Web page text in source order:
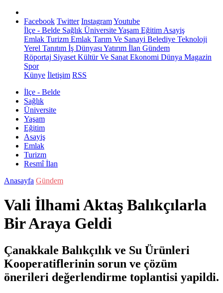
Facebook Twitter InstagramYoutube
İlçe - Belde Sağlık ÜniversiteYaşam Eğitim Asayiş
Emlak Turizm Emlak Tarım Ve Sanayi Belediye Teknoloji
Yerel Tanıtım İş Dünyası Yatırım İlan Gündem
Röportaj Siyaset Kültür Ve Sanat Ekonomi Dünya Magazin
Spor
Künye İletişim RSS
İlçe - Belde
Sağlık
Üniversite
Yaşam
Eğitim
Asayiş
Emlak
Turizm
Resmî İlan
Anasayfa Gündem
Vali İlhami Aktaş Balıkçılarla
Bir Araya Geldi
Çanakkale Balıkçılık ve Su Ürünleri
Kooperatiflerinin sorun ve çözüm
önerileri değerlendirme toplantisi yapildi.